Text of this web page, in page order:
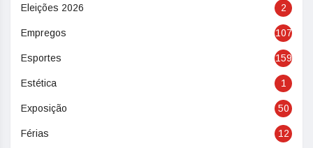
Eleições 2026 2
Empregos 107
Esportes 159
Estética 1
Exposição 50
Férias 12